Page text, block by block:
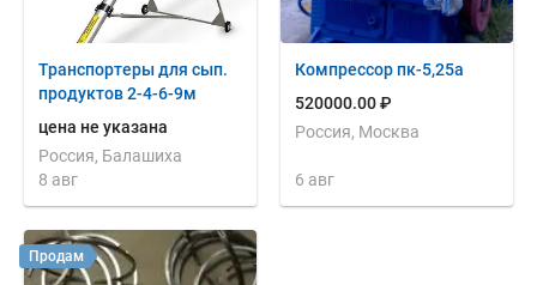
Транспортеры для сып.
продуктов 2-4-6-9м
цена не указана
Россия, Балашиха
8 авг
Компрессор пк-5,25а
520000.00 ₽
Россия, Москва
6 авг
Продам